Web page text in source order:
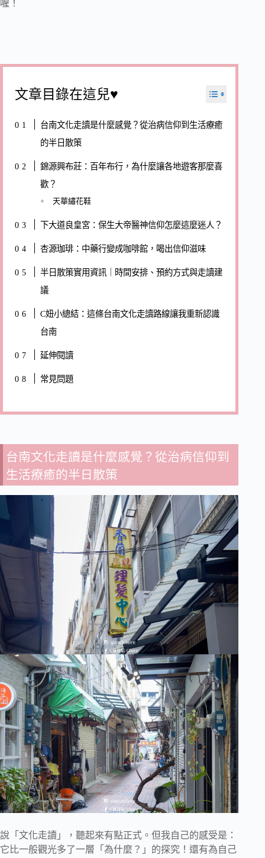
喔！
文章目錄在這兒♥
台南文化走讀是什麼感覺？從治病信仰到生活療癒
的半日散策
錦源興布莊：百年布行，為什麼讓各地遊客那麼喜
歡？
天華繡花鞋
下大道良皇宮：保生大帝醫神信仰怎麼這麼迷人？
杏源珈琲：中藥行變成咖啡館，喝出信仰滋味
半日散策實用資訊｜時間安排、預約方式與走讀建
議
C妞小總結：這條台南文化走讀路線讓我重新認識
台南
延伸閱讀
常見問題
台南文化走讀是什麼感覺？從治病信仰到
生活療癒的半日散策
說「文化走讀」，聽起來有點正式。但我自己的感受是：
它比一般觀光多了一層「為什麼？」的探究！還有為自己